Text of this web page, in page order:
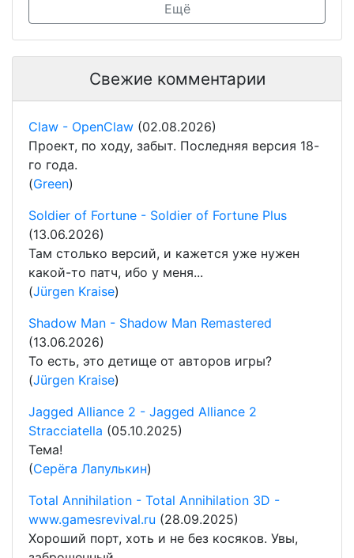
Ещё
Свежие комментарии
Claw - OpenClaw (02.08.2026)
Проект, по ходу, забыт. Последняя версия 18-
го года.
(Green)
Soldier of Fortune - Soldier of Fortune Plus
(13.06.2026)
Там столько версий, и кажется уже нужен
какой-то патч, ибо у меня...
(Jürgen Kraise)
Shadow Man - Shadow Man Remastered
(13.06.2026)
То есть, это детище от авторов игры?
(Jürgen Kraise)
Jagged Alliance 2 - Jagged Alliance 2
Stracciatella (05.10.2025)
Тема!
(Серёга Лапулькин)
Total Annihilation - Total Annihilation 3D -
www.gamesrevival.ru (28.09.2025)
Хороший порт, хоть и не без косяков. Увы,